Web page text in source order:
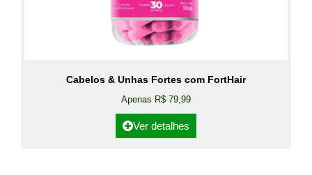
Cabelos & Unhas Fortes com FortHair
Apenas R$ 79,99
Ver detalhes